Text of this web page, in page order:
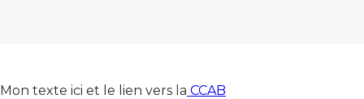
Mon texte ici et le lien vers la CCAB